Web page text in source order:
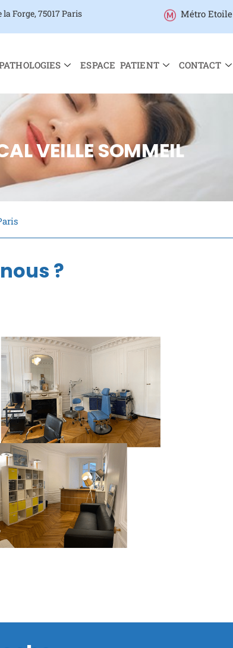
Forge, 75017 Paris Métro Etoile
ESPACE PATIENT CONTACT
VEILLE SOMMEIL
?